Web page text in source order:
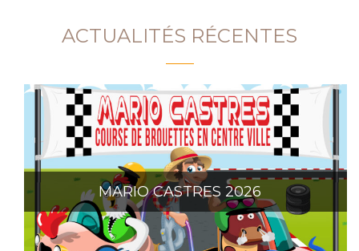
ACTUALITÉS RÉCENTES
MARIO CASTRES 2026